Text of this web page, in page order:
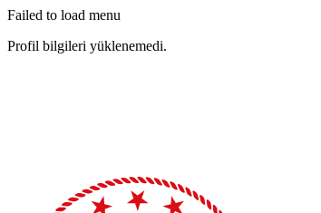
Failed to load menu
Profil bilgileri yüklenemedi.